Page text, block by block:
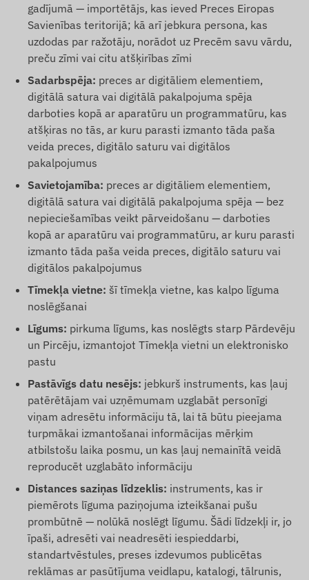
gadījumā — importētājs, kas ieved Preces Eiropas
Savienības teritorijā; kā arī jebkura persona, kas
uzdodas par ražotāju, norādot uz Precēm savu vārdu,
preču zīmi vai citu atšķirības zīmi
Sadarbspēja: preces ar digitāliem elementiem,
digitālā satura vai digitālā pakalpojuma spēja
darboties kopā ar aparatūru un programmatūru, kas
atšķiras no tās, ar kuru parasti izmanto tāda paša
veida preces, digitālo saturu vai digitālos
pakalpojumus
Savietojamība: preces ar digitāliem elementiem,
digitālā satura vai digitālā pakalpojuma spēja — bez
nepieciešamības veikt pārveidošanu — darboties
kopā ar aparatūru vai programmatūru, ar kuru parasti
izmanto tāda paša veida preces, digitālo saturu vai
digitālos pakalpojumus
Tīmekļa vietne: šī tīmekļa vietne, kas kalpo līguma
noslēgšanai
Līgums: pirkuma līgums, kas noslēgts starp Pārdevēju
un Pircēju, izmantojot Tīmekļa vietni un elektronisko
pastu
Pastāvīgs datu nesējs: jebkurš instruments, kas ļauj
patērētājam vai uzņēmumam uzglabāt personīgi
viņam adresētu informāciju tā, lai tā būtu pieejama
turpmākai izmantošanai informācijas mērķim
atbilstošu laika posmu, un kas ļauj nemainītā veidā
reproducēt uzglabāto informāciju
Distances saziņas līdzeklis: instruments, kas ir
piemērots līguma paziņojuma izteikšanai pušu
prombūtnē — nolūkā noslēgt līgumu. Šādi līdzekļi ir, jo
īpaši, adresēti vai neadresēti iespieddarbi,
standartvēstules, preses izdevumos publicētas
reklāmas ar pasūtījuma veidlapu, katalogi, tālrunis,